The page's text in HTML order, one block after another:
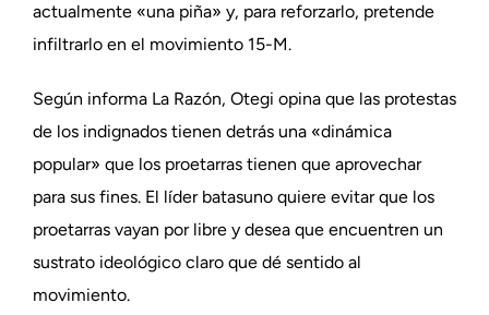
actualmente «una piña» y, para reforzarlo, pretende
infiltrarlo en el movimiento 15-M.
Según informa La Razón, Otegi opina que las protestas
de los indignados tienen detrás una «dinámica
popular» que los proetarras tienen que aprovechar
para sus fines. El líder batasuno quiere evitar que los
proetarras vayan por libre y desea que encuentren un
sustrato ideológico claro que dé sentido al
movimiento.